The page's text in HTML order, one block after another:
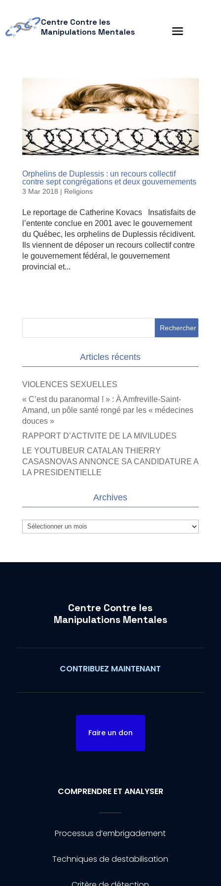
Centre Contre les
Manipulations Mentales
Orphelins de Duplessis : un recours collectif
contre sept congrégations et deux gouvernements
3 Mar 2018 | Religions
Le reportage de Catherine Kovacs Insatisfaits de
l’entente conclue en 2001 avec le gouvernement
du Québec, les orphelins de Duplessis récidivent.
Ils viennent de déposer un recours collectif contre
le gouvernement fédéral, le gouvernement
provincial et...
Articles récents
VIOLENCES SEXUELLES
« C’est du paranormal ! » : À Amfreville-Saint-
Amand, un pôle santé rongé par les « médecines
douces »
RAPPORT D’ACTIVITE DE LA MIVILUDES
LE YOUTUBEUR CATALAN THIERRY
CASASNOVAS ANNONCE SA CANDIDATURE A
LA PRESIDENTIELLE
Archives
Archives
Centre Contre les
Manipulations Mentales
CONTRIBUEZ MAINTENANT
Faire un don
COMPRENDRE ET ANALYSER
Processus d’embrigadement
Techniques de destabilisation